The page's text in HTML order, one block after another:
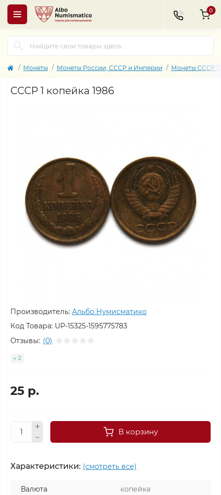
0
Монеты Монеты России, СССР и Империи Монеты СССР
СССР 1 копейка 1986
Производитель: Альбо Нумисматико
Код Товара: UP-15325-1595775783
Отзывы: (0)
2
25 р.
В корзину
Характеристики: (смотреть все)
Валюта
копейка